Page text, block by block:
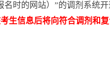
时的网站）”的调剂系统
生信息后将向符合调剂和复